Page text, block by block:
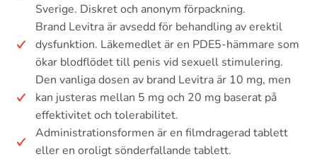
Sverige. Diskret och anonym förpackning.
Brand Levitra är avsedd för behandling av erektil
dysfunktion. Läkemedlet är en PDE5-hämmare som
ökar blodflödet till penis vid sexuell stimulering.
Den vanliga dosen av brand Levitra är 10 mg, men
kan justeras mellan 5 mg och 20 mg baserat på
effektivitet och tolerabilitet.
Administrationsformen är en filmdragerad tablett
eller en oroligt sönderfallande tablett.